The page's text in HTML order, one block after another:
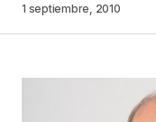
13 agosto, 2012 at 1:29
Los temas son
1 septiembre, 2010